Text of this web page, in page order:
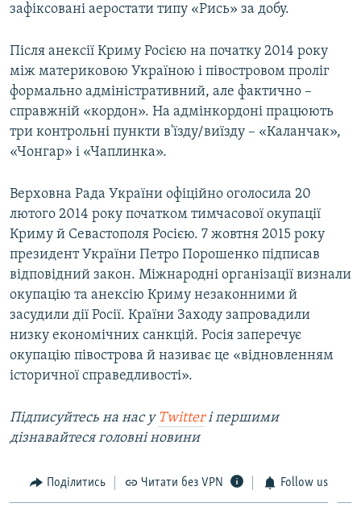
зафіксовані аеростати типу «Рись» за добу.
Після анексії Криму Росією на початку 2014 року
між материковою Україною і півостровом проліг
формально адміністративний, але фактично –
справжній «кордон». На адмінкордоні працюють
три контрольні пункти в'їзду/виїзду – «Каланчак»,
«Чонгар» і «Чаплинка».
Верховна Рада України офіційно оголосила 20
лютого 2014 року початком тимчасової окупації
Криму й Севастополя Росією. 7 жовтня 2015 року
президент України Петро Порошенко підписав
відповідний закон. Міжнародні організації визнали
окупацію та анексію Криму незаконними й
засудили дії Росії. Країни Заходу запровадили
низку економічних санкцій. Росія заперечує
окупацію півострова й називає це «відновленням
історичної справедливості».
Підписуйтесь на нас у Twitterі першими
дізнавайтеся головні новини
Поділитись Читати без VPN Follow us